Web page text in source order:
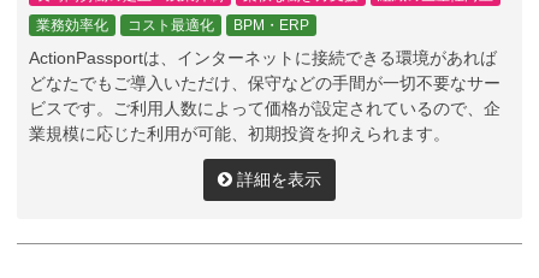
業務効率化
コスト最適化 BPM・ERP
ActionPassportは、インターネットに接続できる環境があれば
どなたでもご導入いただけ、保守などの手間が一切不要なサー
ビスです。ご利用人数によって価格が設定されているので、企
業規模に応じた利用が可能、初期投資を抑えられます。
詳細を表示